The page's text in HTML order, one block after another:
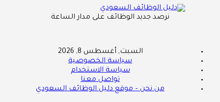
نرصد جديد الوظائف على مدار الساعة
السبت, أغسطس 8, 2026
سياسة الخصوصية
سياسة الاستخدام
تواصل معنا
من نحن – موقع دليل الوظائف السعودي